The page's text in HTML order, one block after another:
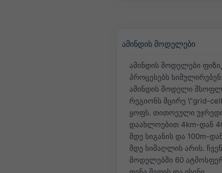
ამინდის მოდელები
ამინდის მოდელები
პროცესებს
ამინდის მოდელი
რეგიონს მცირე \"grid-
ყოფს. თითოეული
დაახლოებით 4km-დან
მდე სიგანის და 100m-
მდე სიმაღლის არის.
მოდელებში 60